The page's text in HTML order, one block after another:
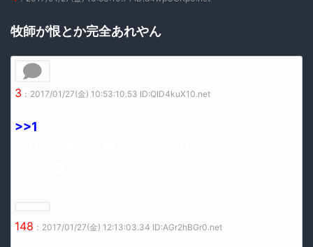
牧師が恨とか完全あれやん
3 ：2017/01/27(金) 10:53:10.53 ID:QID4kuX10.net
>>1
148 ：2017/01/27(金) 12:13:03.34 ID:AGr2hBGr0.net